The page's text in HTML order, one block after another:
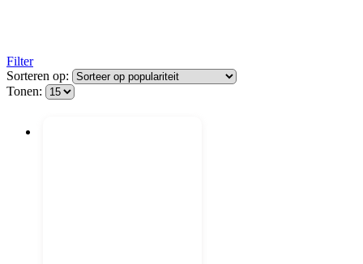
Filter
Sorteren op:
Tonen: